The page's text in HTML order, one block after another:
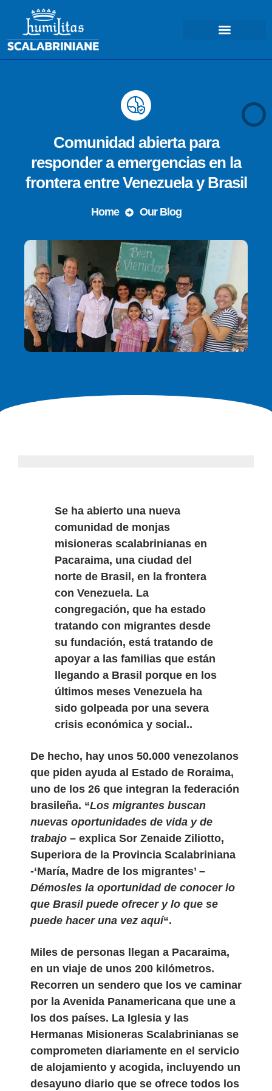
Comunidad abierta para
responder a emergencias en la
frontera entre Venezuela y Brasil
Home Our Blog
Se ha abierto una nueva
comunidad de monjas
misioneras scalabrinianas en
Pacaraima, una ciudad del
norte de Brasil, en la frontera
con Venezuela. La
congregación, que ha estado
tratando con migrantes desde
su fundación, está tratando de
apoyar a las familias que están
llegando a Brasil porque en los
últimos meses Venezuela ha
sido golpeada por una severa
crisis económica y social..
De hecho, hay unos 50.000 venezolanos
que piden ayuda al Estado de Roraima,
uno de los 26 que integran la federación
brasileña. “Los migrantes buscan
nuevas oportunidades de vida y de
trabajo – explica Sor Zenaide Ziliotto,
Superiora de la Provincia Scalabriniana
-‘María, Madre de los migrantes’ –
Démosles la oportunidad de conocer lo
que Brasil puede ofrecer y lo que se
puede hacer una vez aquí“.
Miles de personas llegan a Pacaraima,
en un viaje de unos 200 kilómetros.
Recorren un sendero que los ve caminar
por la Avenida Panamericana que une a
los dos países. La Iglesia y las
Hermanas Misioneras Scalabrinianas se
comprometen diariamente en el servicio
de alojamiento y acogida, incluyendo un
desayuno diario que se ofrece todos los